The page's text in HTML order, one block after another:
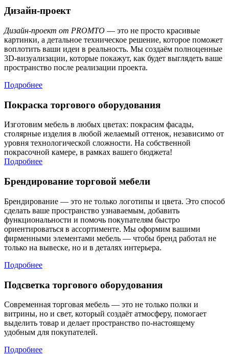
Дизайн-проект
Дизайн-проект от PROMTO — это не просто красивые
картинки, а детальное техническое решение, которое поможет
воплотить ваши идеи в реальность. Мы создаём полноценные
3D-визуализации, которые покажут, как будет выглядеть ваше
пространство после реализации проекта.
Подробнее
Покраска торгового оборудования
Изготовим мебель в любых цветах: покрасим фасады,
столярные изделия в любой желаемый оттенок, независимо от
уровня технологической сложности. На собственной
покрасочной камере, в рамках вашего бюджета!
Подробнее
Брендирование торговой мебели
Брендирование — это не только логотипы и цвета. Это способ
сделать ваше пространство узнаваемым, добавить
функциональности и помочь покупателям быстро
ориентироваться в ассортименте. Мы оформим вашими
фирменными элементами мебель — чтобы бренд работал не
только на вывеске, но и в деталях интерьера.
Подробнее
Подсветка торгового оборудования
Современная торговая мебель — это не только полки и
витрины, но и свет, который создаёт атмосферу, помогает
выделить товар и делает пространство по-настоящему
удобным для покупателей.
Подробнее